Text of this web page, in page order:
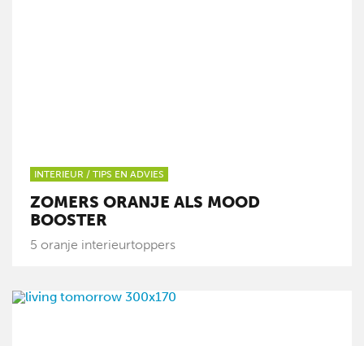
INTERIEUR / TIPS EN ADVIES
ZOMERS ORANJE ALS MOOD
BOOSTER
5 oranje interieurtoppers